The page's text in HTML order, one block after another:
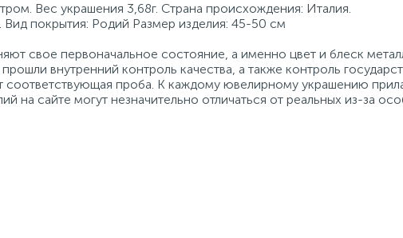
Вес украшения 3,68г. Страна происхождения: Италия.
покрытия: Родий Размер изделия: 45-50 см
свое первоначальное состояние, а именно цвет и блеск
внутренний контроль качества, а также контроль
соответствующая проба. К каждому ювелирному украшению
на сайте могут незначительно отличаться от реальных из-за